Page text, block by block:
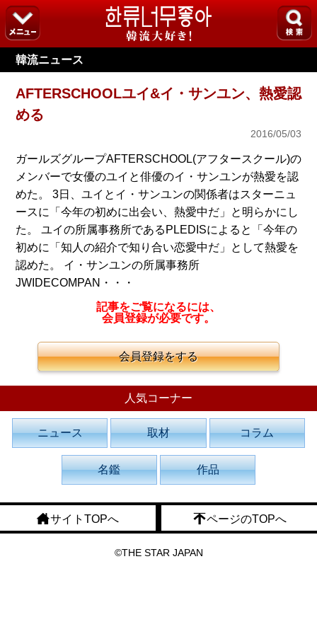
韓流ニュース
AFTERSCHOOLユイ&イ・サンユン、熱愛認
める
2016/05/03
ガールズグループAFTERSCHOOL(アフタースクール)の
メンバーで女優のユイと俳優のイ・サンユンが熱愛を認
めた。 3日、ユイとイ・サンユンの関係者はスターニュ
ースに「今年の初めに出会い、熱愛中だ」と明らかにし
た。 ユイの所属事務所であるPLEDISによると「今年の
初めに「知人の紹介で知り合い恋愛中だ」として熱愛を
認めた。 イ・サンユンの所属事務所
JWIDECOMPAN・・・
記事をご覧になるには、
会員登録が必要です。
会員登録をする
人気コーナー
ニュース 取材 コラム
名鑑 作品
サイトTOPへ ページのTOPへ
©THE STAR JAPAN